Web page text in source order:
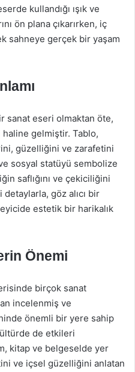
kullandığı ışık ve
ön plana çıkarırken, iç
sahneye gerçek bir yaşam
sanat eseri olmaktan öte,
gelmiştir. Tablo,
güzelliğini ve zarafetini
sosyal statüyü sembolize
saflığını ve çekiciliğini
detaylarla, göz alıcı bir
estetik bir harikalık
Önemi
birçok sanat
incelenmiş ve
önemli bir yere sahip
de etkileri
kitap ve belgeselde yer
ve içsel güzelliğini anlatan